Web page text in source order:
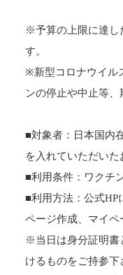
※予算の上限に達し
す。
※新型コロナウイル
ンの停止や中止等、
■対象者：日本国内
を入れていただいた
■利用条件：ワクチ
■利用方法： 公式HP
ページ作成、マイ
※当日は身分証明書
けるものをご持参下